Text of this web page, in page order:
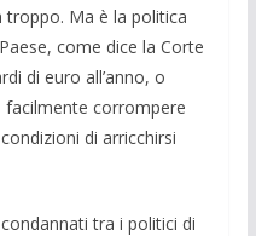
troppo. Ma è la politica
come dice la Corte
di euro all’anno, o
facilmente corrompere
di arricchirsi
tra i politici di